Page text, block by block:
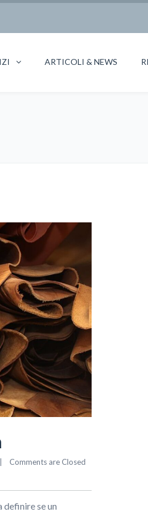
ARTICOLI & NEWS
|
Comments are Closed
se un